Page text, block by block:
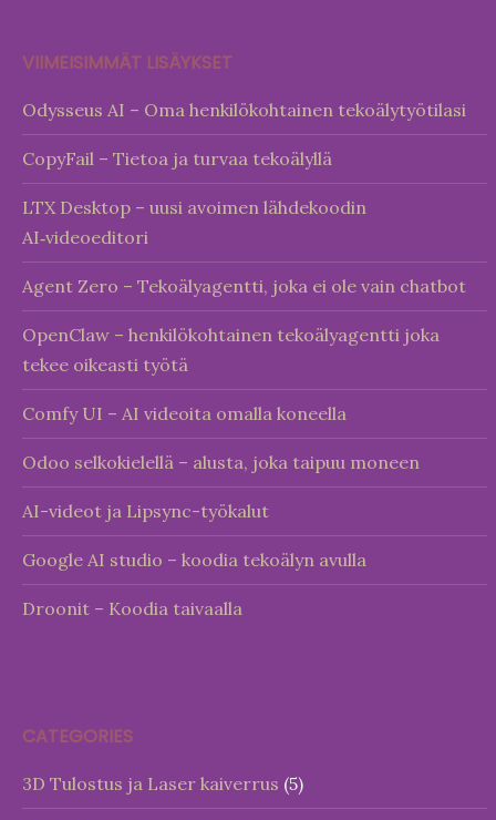
VIIMEISIMMÄT LISÄYKSET
Odysseus AI – Oma henkilökohtainen tekoälytyötilasi
CopyFail – Tietoa ja turvaa tekoälyllä
LTX Desktop – uusi avoimen lähdekoodin
AI‑videoeditori
Agent Zero – Tekoälyagentti, joka ei ole vain chatbot
OpenClaw – henkilökohtainen tekoälyagentti joka
tekee oikeasti työtä
Comfy UI – AI videoita omalla koneella
Odoo selkokielellä – alusta, joka taipuu moneen
AI-videot ja Lipsync-työkalut
Google AI studio – koodia tekoälyn avulla
Droonit – Koodia taivaalla
CATEGORIES
3D Tulostus ja Laser kaiverrus (5)